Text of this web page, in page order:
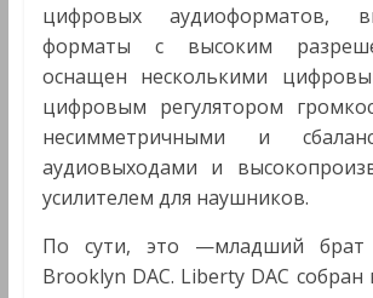
цифровых аудиоформатов,
форматы с высоким
оснащен несколькими
цифровым регулятором
несимметричными и
аудиовыходами и
усилителем для наушников.
По сути, это —младший брат
Brooklyn DAC. Liberty DAC